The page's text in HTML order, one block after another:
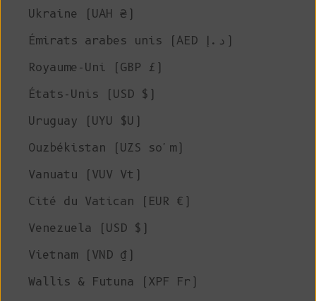
Ukraine (UAH ₴)
Émirats arabes unis (AED د.إ)
Royaume-Uni (GBP £)
États-Unis (USD $)
Uruguay (UYU $U)
Ouzbékistan (UZS so'm)
Vanuatu (VUV Vt)
Cité du Vatican (EUR €)
Venezuela (USD $)
Vietnam (VND ₫)
Wallis & Futuna (XPF Fr)